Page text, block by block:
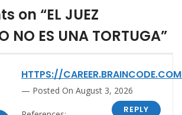
on “EL JUEZ
NO ES UNA TORTUGA”
HTTPS://
Posted On August 3, 2026
REPLY